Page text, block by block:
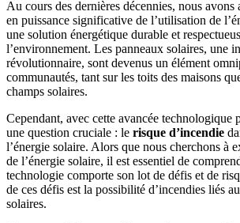
Au cours des dernières décennies, nous avons
en puissance significative de l’utilisation de
une solution énergétique durable et
l’environnement. Les panneaux solaires, une
révolutionnaire, sont devenus un élément
communautés, tant sur les toits des maisons
champs solaires.
Cependant, avec cette avancée technologique
une question cruciale : le risque d’incendie
l’énergie solaire. Alors que nous cherchons à
de l’énergie solaire, il est essentiel de
technologie comporte son lot de défis et de
de ces défis est la possibilité d’incendies liés
solaires.